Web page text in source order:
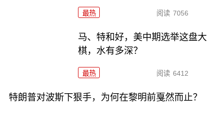
最热 阅读 7056
马、特和好，美中期选举这盘大
棋，水有多深？
最热 阅读 6412
特朗普对波斯下狠手，为何在黎明前戛然而止？